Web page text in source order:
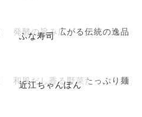
ふな寿司
発酵の旨み広がる伝統の逸品
近江ちゃんぽん
和風だし香る野菜たっぷり麺